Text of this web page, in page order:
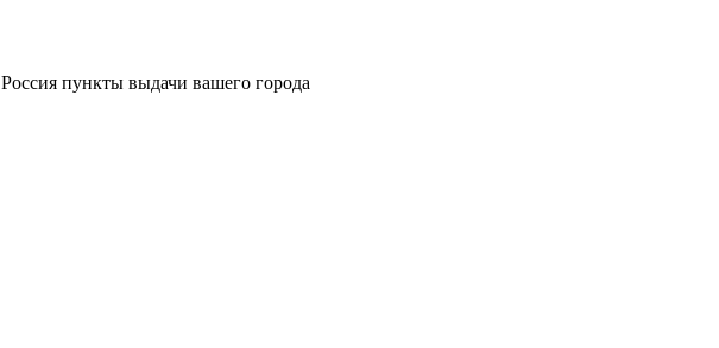
Россия пункты выдачи вашего города